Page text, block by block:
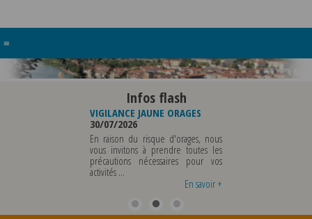
≡
Infos flash
VIGILANCE JAUNE ORAGES
30/07/2026
En raison du risque d'orages, nous
vous invitons à prendre toutes les
précautions nécessaires pour vos
activités ...
En savoir +